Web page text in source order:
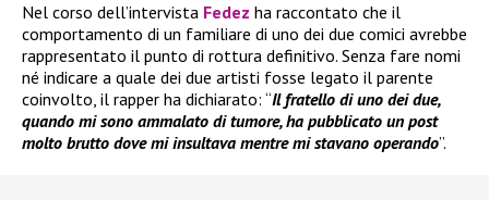
Nel corso dell’intervista Fedez ha raccontato che il
comportamento di un familiare di uno dei due comici avrebbe
rappresentato il punto di rottura definitivo. Senza fare nomi
né indicare a quale dei due artisti fosse legato il parente
coinvolto, il rapper ha dichiarato: “Il fratello di uno dei due,
quando mi sono ammalato di tumore, ha pubblicato un post
molto brutto dove mi insultava mentre mi stavano operando”.